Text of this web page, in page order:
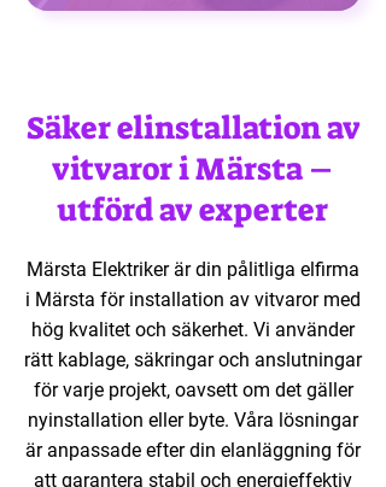
Säker elinstallation av
vitvaror i Märsta –
utförd av experter
Märsta Elektriker är din pålitliga elfirma
i Märsta för installation av vitvaror med
hög kvalitet och säkerhet. Vi använder
rätt kablage, säkringar och anslutningar
för varje projekt, oavsett om det gäller
nyinstallation eller byte. Våra lösningar
är anpassade efter din elanläggning för
att garantera stabil och energieffektiv